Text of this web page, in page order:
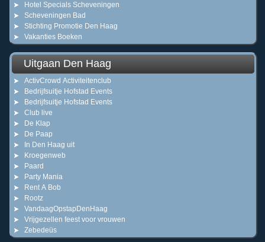
Hotel Specials Scheveningen
Scheveningen Bad
Stichting Promotie Den Haag
Vakanties Boeken
Uitgaan Den Haag
ActivCrowd Activiteitenclub
Bedrijfsuitje Hofstad Events
Bedrijfsuitje Hofstad Events
Club live
De Klap
De Paap
In Den Haag uit
Kroegenweb
Paard
Party Mania
Rent A Bob
Rootz
VandaagOpstapDenHaag
Vrijgezellen feest voor vrouwen
Zebedeüs